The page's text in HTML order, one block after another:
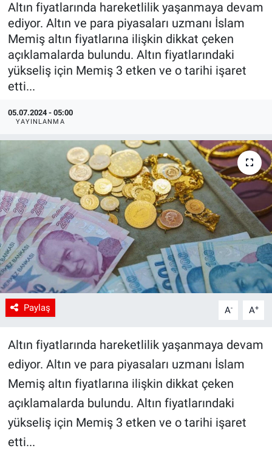
Altın fiyatlarında hareketlilik yaşanmaya devam
ediyor. Altın ve para piyasaları uzmanı İslam
Memiş altın fiyatlarına ilişkin dikkat çeken
açıklamalarda bulundu. Altın fiyatlarındaki
yükseliş için Memiş 3 etken ve o tarihi işaret
etti...
05.07.2024 - 05:00
YAYINLANMA
Paylaş A- A+
Altın fiyatlarında hareketlilik yaşanmaya devam
ediyor. Altın ve para piyasaları uzmanı İslam
Memiş altın fiyatlarına ilişkin dikkat çeken
açıklamalarda bulundu. Altın fiyatlarındaki
yükseliş için Memiş 3 etken ve o tarihi işaret
etti...